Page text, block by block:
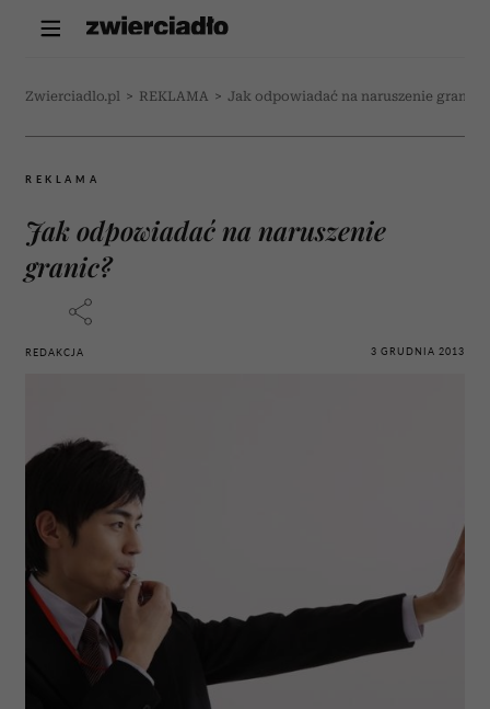
Zwierciadlo.pl > REKLAMA > Jak odpowiadać na naruszenie granic?
REKLAMA
Jak odpowiadać na naruszenie
granic?
REDAKCJA 3 GRUDNIA 2013